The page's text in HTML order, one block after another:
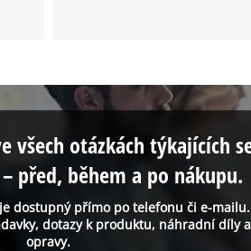
dostupný přímo po telefonu či e-mailu.
dotazy k produktu, náhradní díly a
opravy.
všech otázkách týkajících
před, během a po nákupu.